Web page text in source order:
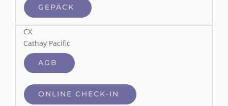
GEPÄCK
CX
Cathay Pacific
AGB
ONLINE CHECK-IN